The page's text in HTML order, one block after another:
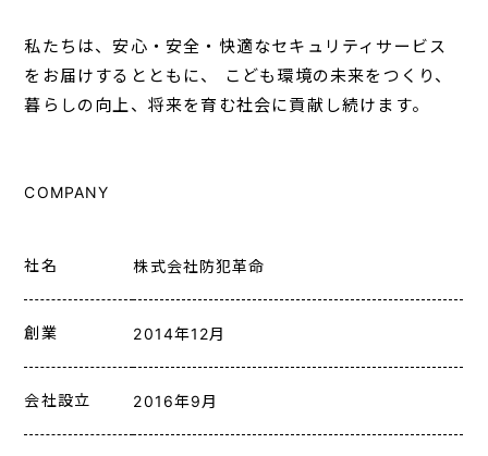
私たちは、安心・安全・快適なセキュリティサービス
をお届けするとともに、
こども環境の未来をつくり、
暮らしの向上、将来を育む社会に貢献し続けます。
COMPANY
社名 株式会社防犯革命
創業 2014年12月
会社設立 2016年9月